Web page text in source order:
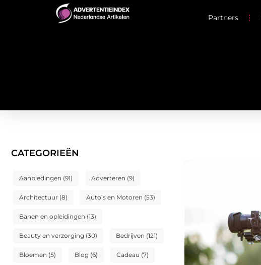
Partners
CATEGORIEËN
Aanbiedingen (91) Adverteren (9)
Architectuur (8) Auto’s en Motoren (53)
Banen en opleidingen (13)
Beauty en verzorging (30) Bedrijven (121)
Bloemen (5) Blog (6) Cadeau (7)